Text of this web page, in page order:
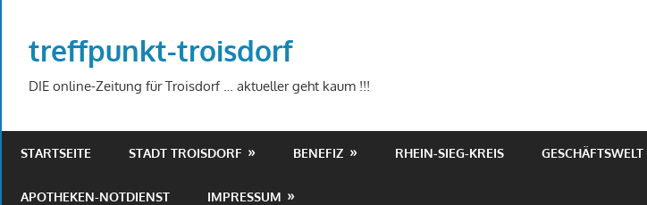
springen
treffpunkt-troisdorf
DIE online-Zeitung für Troisdorf … aktueller geht kaum !!!
STARTSEITE STADT TROISDORF BENEFIZ RHEIN-SIEG-KREIS GESCHÄFTSWELT
APOTHEKEN-NOTDIENST IMPRESSUM